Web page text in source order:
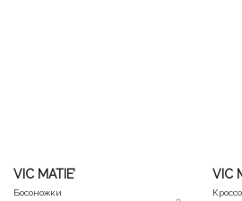
VIC MATIE’
Босоножки
VIC